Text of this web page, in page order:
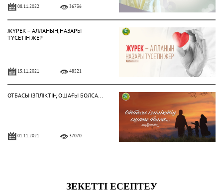
08.11.2022 36736
ЖҮРЕК – АЛЛАНЫҢ НАЗАРЫ
ТҮСЕТІН ЖЕР
15.11.2021 48521
ОТБАСЫ ІЗГІЛІКТІҢ ОШАҒЫ БОЛСА...
01.11.2021 37070